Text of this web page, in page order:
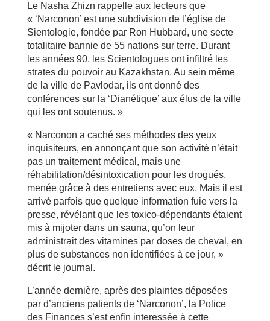
Le Nasha Zhizn rappelle aux lecteurs que
« ‘Narconon’ est une subdivision de l’église de
Sientologie, fondée par Ron Hubbard, une secte
totalitaire bannie de 55 nations sur terre. Durant
les années 90, les Scientologues ont infiltré les
strates du pouvoir au Kazakhstan. Au sein même
de la ville de Pavlodar, ils ont donné des
conférences sur la ‘Dianétique’ aux élus de la ville
qui les ont soutenus. »
« Narconon a caché ses méthodes des yeux
inquisiteurs, en annonçant que son activité n’était
pas un traitement médical, mais une
réhabilitation/désintoxication pour les drogués,
menée grâce à des entretiens avec eux. Mais il est
arrivé parfois que quelque information fuie vers la
presse, révélant que les toxico-dépendants étaient
mis à mijoter dans un sauna, qu’on leur
administrait des vitamines par doses de cheval, en
plus de substances non identifiées à ce jour, »
décrit le journal.
L’année dernière, après des plaintes déposées
par d’anciens patients de ‘Narconon’, la Police
des Finances s’est enfin interessée à cette